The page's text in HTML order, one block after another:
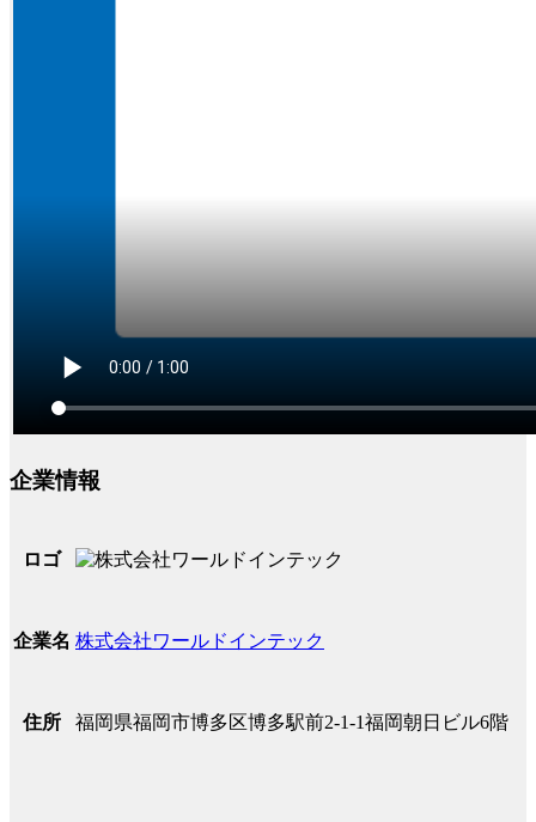
企業情報
ロゴ
企業名 株式会社ワールドインテック
住所 福岡県福岡市博多区博多駅前2-1-1福岡朝日ビル6階